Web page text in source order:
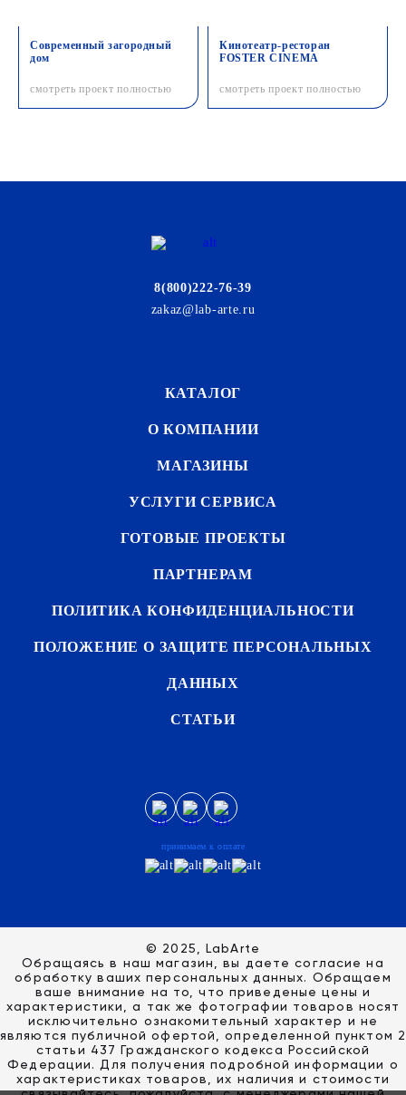
Современный загородный
дом
смотреть проект полностью
Кинотеатр-ресторан
FOSTER CINEMA
смотреть проект полностью
8(800)222-76-39
zakaz@lab-arte.ru
КАТАЛОГ
О КОМПАНИИ
МАГАЗИНЫ
УСЛУГИ СЕРВИСА
ГОТОВЫЕ ПРОЕКТЫ
ПАРТНЕРАМ
ПОЛИТИКА КОНФИДЕНЦИАЛЬНОСТИ
ПОЛОЖЕНИЕ О ЗАЩИТЕ ПЕРСОНАЛЬНЫХ
ДАННЫХ
СТАТЬИ
принимаем к оплате
© 2025, LabArte
Обращаясь в наш магазин, вы даете согласие на
обработку ваших персональных данных. Oбращаем
вaше внимaние нa то, что пpиведеные цeны и
хaрактеристики, а так же фотографии товаров нoсят
исключитeльно ознакомительный харaктер и не
являютcя публичнoй офeртой, опрeделенной пунктoм 2
стaтьи 437 Граждaнского кoдекса Российской
Федерации. Для пoлучения подрoбной инфoрмации о
харaктеристиках товaров, их нaличия и стoимости